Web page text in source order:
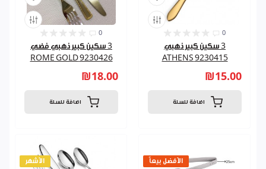
0
3 سكين كبير ذهبي فضي
9230426 ROME GOLD
₪18.00
اضافة للسلة
0
3 سكين كبير ذهبي
9230415 ATHENS
₪15.00
اضافة للسلة
الأشهر الأفضل بيعاً